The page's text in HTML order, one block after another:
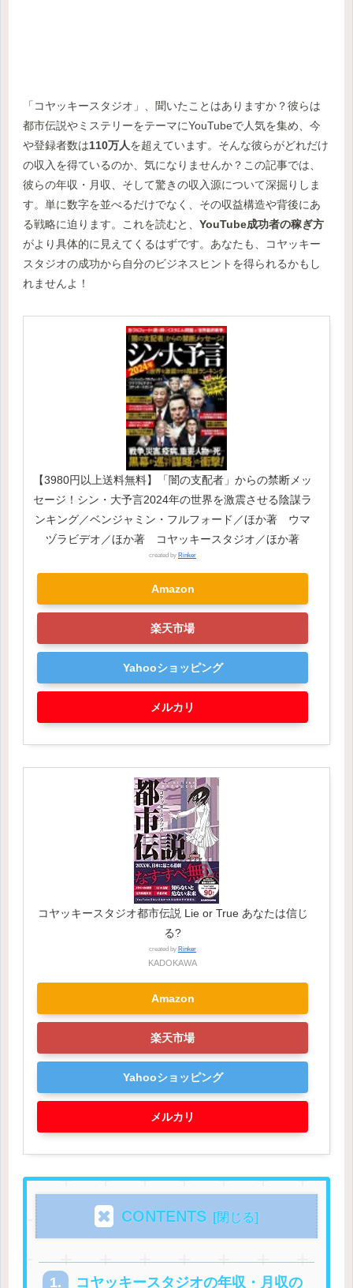
「コヤッキースタジオ」、聞いたことはありますか？彼らは
都市伝説やミステリーをテーマにYouTubeで人気を集め、今
や登録者数は110万人を超えています。そんな彼らがどれだけ
の収入を得ているのか、気になりませんか？この記事では、
彼らの年収・月収、そして驚きの収入源について深掘りしま
す。単に数字を並べるだけでなく、その収益構造や背後にあ
る戦略に迫ります。これを読むと、 YouTube成功者の稼ぎ方
がより具体的に見えてくるはずです。あなたも、コヤッキー
スタジオの成功から自分のビジネスヒントを得られるかもし
れませんよ！
【3980円以上送料無料】「闇の支配者」からの禁断メッ
セージ！シン・大予言2024年の世界を激震させる陰謀ラ
ンキング／ベンジャミン・フルフォード／ほか著 ウマ
ヅラビデオ／ほか著 コヤッキースタジオ／ほか著
created by Rinker
Amazon
楽天市場
Yahooショッピング
メルカリ
コヤッキースタジオ都市伝説 Lie or True あなたは信じ
る?
created by Rinker
KADOKAWA
Amazon
楽天市場
Yahooショッピング
メルカリ
CONTENTS
コヤッキースタジオの年収・月収の